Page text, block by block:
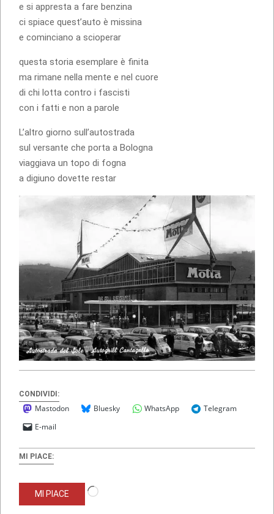
e si appresta a fare benzina
ci spiace quest’auto è missina
e cominciano a scioperar
questa storia esemplare è finita
ma rimane nella mente e nel cuore
di chi lotta contro i fascisti
con i fatti e non a parole
L’altro giorno sull’autostrada
sul versante che porta a Bologna
viaggiava un topo di fogna
a digiuno dovette restar
CONDIVIDI:
Mastodon Bluesky WhatsApp
Telegram
E-mail
MI PIACE:
MI PIACE